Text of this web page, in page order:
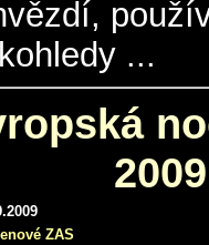
...
2009
ZAS